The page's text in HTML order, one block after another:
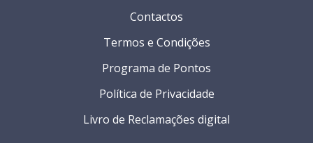
Contactos
Termos e Condições
Programa de Pontos
Política de Privacidade
Livro de Reclamações digital